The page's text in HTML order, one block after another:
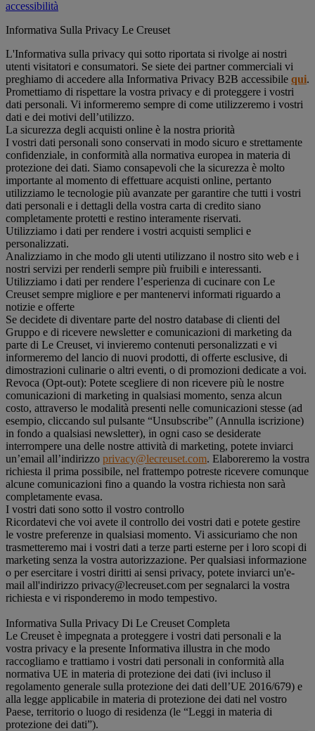
accessibilità
Informativa Sulla Privacy Le Creuset
L'Informativa sulla privacy qui sotto riportata si rivolge ai nostri
utenti visitatori e consumatori. Se siete dei partner commerciali vi
preghiamo di accedere alla Informativa Privacy B2B accessibile qui.
Promettiamo di rispettare la vostra privacy e di proteggere i vostri
dati personali. Vi informeremo sempre di come utilizzeremo i vostri
dati e dei motivi dell’utilizzo.
La sicurezza degli acquisti online è la nostra priorità
I vostri dati personali sono conservati in modo sicuro e strettamente
confidenziale, in conformità alla normativa europea in materia di
protezione dei dati. Siamo consapevoli che la sicurezza è molto
importante al momento di effettuare acquisti online, pertanto
utilizziamo le tecnologie più avanzate per garantire che tutti i vostri
dati personali e i dettagli della vostra carta di credito siano
completamente protetti e restino interamente riservati.
Utilizziamo i dati per rendere i vostri acquisti semplici e
personalizzati.
Analizziamo in che modo gli utenti utilizzano il nostro sito web e i
nostri servizi per renderli sempre più fruibili e interessanti.
Utilizziamo i dati per rendere l’esperienza di cucinare con Le
Creuset sempre migliore e per mantenervi informati riguardo a
notizie e offerte
Se decidete di diventare parte del nostro database di clienti del
Gruppo e di ricevere newsletter e comunicazioni di marketing da
parte di Le Creuset, vi invieremo contenuti personalizzati e vi
informeremo del lancio di nuovi prodotti, di offerte esclusive, di
dimostrazioni culinarie o altri eventi, o di promozioni dedicate a voi.
Revoca (Opt-out): Potete scegliere di non ricevere più le nostre
comunicazioni di marketing in qualsiasi momento, senza alcun
costo, attraverso le modalità presenti nelle comunicazioni stesse (ad
esempio, cliccando sul pulsante “Unsubscribe” (Annulla iscrizione)
in fondo a qualsiasi newsletter), in ogni caso se desiderate
interrompere una delle nostre attività di marketing, potete inviarci
un’email all’indirizzo privacy@lecreuset.com. Elaboreremo la vostra
richiesta il prima possibile, nel frattempo potreste ricevere comunque
alcune comunicazioni fino a quando la vostra richiesta non sarà
completamente evasa.
I vostri dati sono sotto il vostro controllo
Ricordatevi che voi avete il controllo dei vostri dati e potete gestire
le vostre preferenze in qualsiasi momento. Vi assicuriamo che non
trasmetteremo mai i vostri dati a terze parti esterne per i loro scopi di
marketing senza la vostra autorizzazione. Per qualsiasi informazione
o per esercitare i vostri diritti ai sensi privacy, potete inviarci un'e-
mail all'indirizzo privacy@lecreuset.com per segnalarci la vostra
richiesta e vi risponderemo in modo tempestivo.
Informativa Sulla Privacy Di Le Creuset Completa
Le Creuset è impegnata a proteggere i vostri dati personali e la
vostra privacy e la presente Informativa illustra in che modo
raccogliamo e trattiamo i vostri dati personali in conformità alla
normativa UE in materia di protezione dei dati (ivi incluso il
regolamento generale sulla protezione dei dati dell’UE 2016/679) e
alla legge applicabile in materia di protezione dei dati nel vostro
Paese, territorio o luogo di residenza (le “Leggi in materia di
protezione dei dati”).